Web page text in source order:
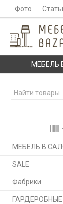
Фото
МЕБЕЛЬ
МЕБЕЛЬ В
SALE
Фабрики
ГАРДЕРОБНЫЕ